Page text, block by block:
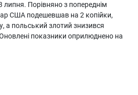
липня. Порівняно з попереднім
США подешевшав на 2 копійки,
а польський злотий знизився
показники оприлюднено на